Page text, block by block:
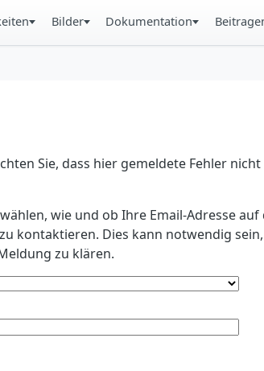
Bilder Dokumentation
Sie, dass hier gemeldete Fehler
wie und ob Ihre Email-Adresse
kontaktieren. Dies kann notwendig
zu klären.